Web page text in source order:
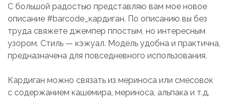
С большой радостью представляю вам мое новое
описание #barcode_кардиган. По описанию вы без
труда свяжете джемпер ппостым, но интересным
узором. Стиль — кэжуал. Модель удобна и практична,
предназначена для повседневного использования.
Кардиган можно связать из мериноса или смесовок
с содержанием кашемира, мериноса, альпака и т.д.